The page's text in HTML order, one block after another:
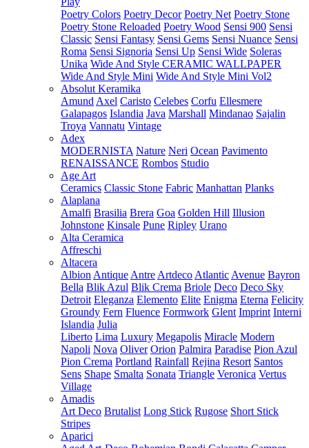
Poetry Colors Poetry Decor Poetry Net Poetry Stone
Poetry Stone Reloaded Poetry Wood Sensi 900 Sensi
Classic Sensi Fantasy Sensi Gems Sensi Nuance Sensi
Roma Sensi Signoria Sensi Up Sensi Wide Soleras
Unika Wide And Style CERAMIC WALLPAPER
Wide And Style Mini Wide And Style Mini Vol2
Absolut Keramika
Amund Axel Caristo Celebes Corfu Ellesmere
Galapagos Islandia Java Marshall Mindanao Sajalin
Troya Vannatu Vintage
Adex
MODERNISTA Nature Neri Ocean Pavimento
RENAISSANCE Rombos Studio
Age Art
Ceramics Classic Stone Fabric Manhattan Planks
Alaplana
Amalfi Brasilia Brera Goa Golden Hill Illusion
Johnstone Kinsale Pune Ripley Urano
Alta Ceramica
Affreschi
Altacera
Albion Antique Antre Artdeco Atlantic Avenue Bayron
Bella Blik Azul Blik Crema Briole Deco Deco Sky
Detroit Eleganza Elemento Elite Enigma Eterna Felicity
Groundy Fern Fluence Formwork Glent Imprint Interni
Islandia Julia
Liberto Lima Luxury Megapolis Miracle Modern
Napoli Nova Oliver Orion Palmira Paradise Pion Azul
Pion Crema Portland Rainfall Rejina Resort Santos
Sens Shape Smalta Sonata Triangle Veronica Vertus
Village
Amadis
Art Deco Brutalist Long Stick Rugose Short Stick
Stripes
Aparici